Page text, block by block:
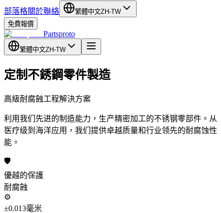
部落格關於聯絡 繁體中文ZH-TW
免費報價
Partsproto
繁體中文ZH-TW
定制不銹鋼零件製造
高級耐腐蝕工程解決方案
利用我们先进的制造能力，生产精密加工的不锈钢零部件。从
医疗级到海洋应用，我们提供卓越质量和行业领先的耐腐蚀性
能。
🛡️
優越的保護
耐腐蝕
⚙️
±0.013毫米